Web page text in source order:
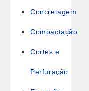
Concretagem
Compactação
Cortes e
Perfuração